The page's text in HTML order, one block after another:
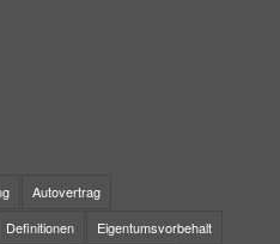
Autovertrag
Definitionen
Eigentumsvorbehalt